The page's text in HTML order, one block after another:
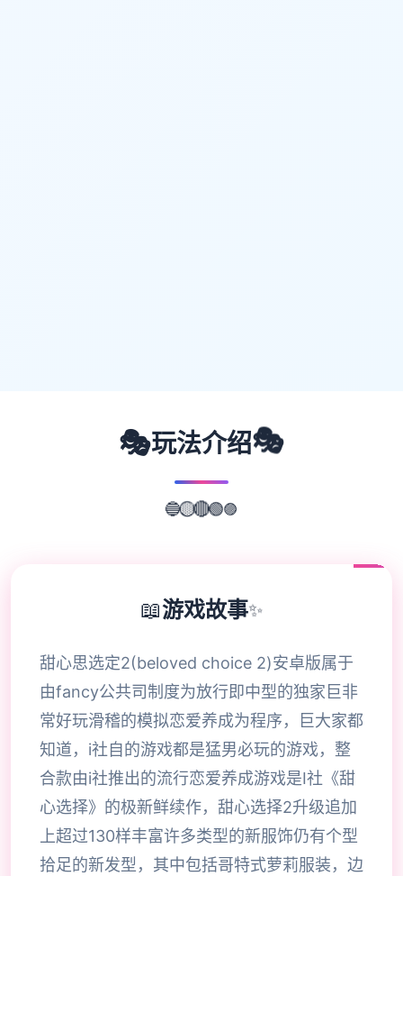
🎭玩法介绍🎭
🔵🟡🔴🟢🟣
📖游戏故事✨
甜心思选定2(beloved choice 2)安卓版属于
由fancy公共司制度为放行即中型的独家巨非
常好玩滑稽的模拟恋爱养成为程序，巨大家都
知道，i社自的游戏都是猛男必玩的游戏，整
合款由i社推出的流行恋爱养成游戏是I社《甜
心选择》的极新鲜续作，甜心选择2升级追加
上超过130样丰富许多类型的新服饰仍有个型
拾足的新发型，其中包括哥特式萝莉服装，边